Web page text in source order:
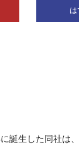
は
誕生した同社は